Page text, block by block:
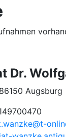
Dr.
Augsburg